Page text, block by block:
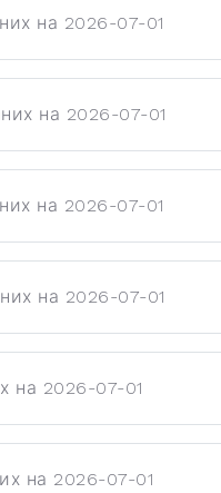
на 2026-07-01
на 2026-07-01
на 2026-07-01
на 2026-07-01
на 2026-07-01
на 2026-07-01